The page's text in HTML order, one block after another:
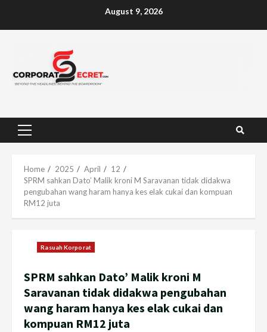
August 9, 2026
Primary
Home 2025 April
12
SPRM sahkan Dato’ Malik kroni M Saravanan tidak didakwa
pengubahan wang haram hanya kes elak cukai dan kompuan
RM12 juta
Rasuah Korporat
SPRM sahkan Dato’ Malik kroni M
Saravanan tidak didakwa pengubahan
wang haram hanya kes elak cukai dan
kompuan RM12 juta